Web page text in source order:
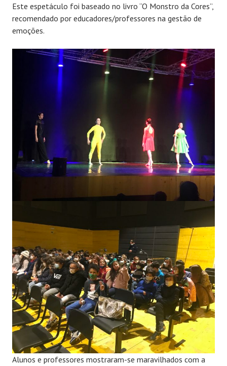
Este espetáculo foi baseado no livro “O Monstro da Cores”,
recomendado por educadores/professores na gestão de
emoções.
Alunos e professores mostraram-se maravilhados com a